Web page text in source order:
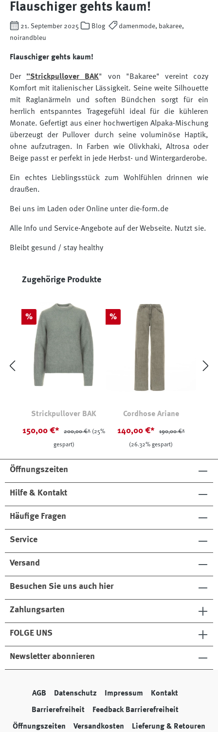
Flauschiger gehts kaum!
21. September 2025 Blog
damenmode, bakaree,
noirandbleu
Flauschiger gehts kaum!
Der "Strickpullover BAK" von "Bakaree" vereint cozy
Komfort mit italienischer Lässigkeit. Seine weite Silhouette
mit Raglanärmeln und soften Bündchen sorgt für ein
herrlich entspanntes Tragegefühl ideal für die kühleren
Monate. Gefertigt aus einer hochwertigen Alpaka-Mischung
überzeugt der Pullover durch seine voluminöse Haptik,
ohne aufzutragen. In Farben wie Olivkhaki, Altrosa oder
Beige passt er perfekt in jede Herbst- und Wintergarderobe.
Ein echtes Lieblingsstück zum Wohlfühlen drinnen wie
draußen.
Bei uns im Laden oder Online unter die-form.de
Alle Info und Service-Angebote auf der Webseite. Nutzt sie.
Bleibt gesund / stay healthy
Produktgalerie überspringen
Zugehörige Produkte
Rabatt
%
Strickpullover BAK
150,00 €* 200,00 €* (25%
gespart)
Rabatt
%
Cordhose Ariane
140,00 €* 190,00 €*
(26.32% gespart)
Öffnungszeiten
Hilfe & Kontakt
Häufige Fragen
Service
Versand
Besuchen Sie uns auch hier
Zahlungsarten
FOLGE UNS
Newsletter abonnieren
AGB Datenschutz Impressum Kontakt
Barrierefreiheit Feedback Barrierefreiheit
Öffnungszeiten Versandkosten Lieferung & Retouren